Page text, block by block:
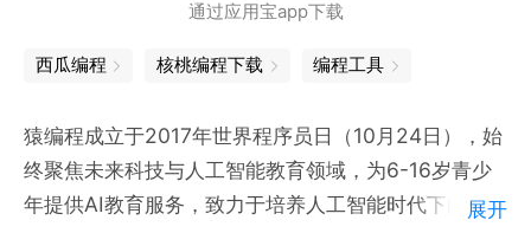
通过应用宝app下载
西瓜编程 核桃编程下载 编程工具
猿编程成立于2017年世界程序员日（10月24日），始
终聚焦未来科技与人工智能教育领域，为6-16岁青少
年提供AI教育服务，致力于培养人工智能时代下的科技
展开